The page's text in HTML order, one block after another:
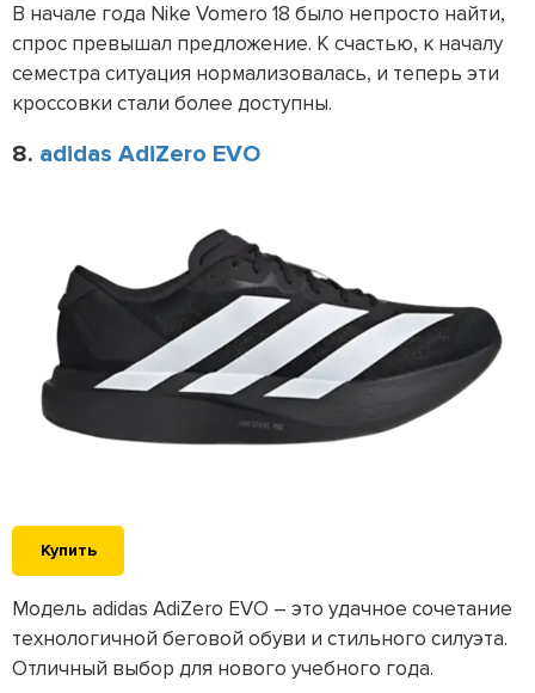
В начале года Nike Vomero 18 было непросто найти,
спрос превышал предложение. К счастью, к началу
семестра ситуация нормализовалась, и теперь эти
кроссовки стали более доступны.
8. adidas AdiZero EVO
Купить
Модель adidas AdiZero EVO – это удачное сочетание
технологичной беговой обуви и стильного силуэта.
Отличный выбор для нового учебного года.